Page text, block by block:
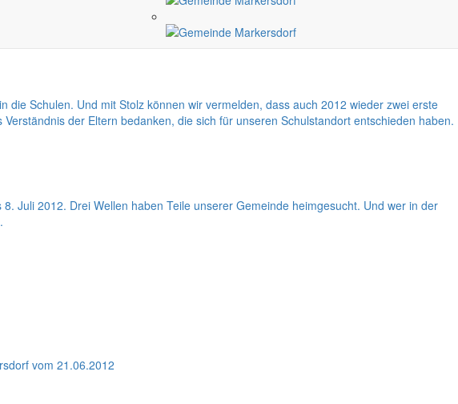
Antwort auf die Frage geben, wann die Schäden aus dem enormen
wirklich, dass die Bewilligungen so viel Zeit in Anspruch nehmen würden.
Schulen. Und mit Stolz können wir vermelden, dass auch 2012 wieder zwei erste
der Eltern bedanken, die sich für unseren Schulstandort entschieden haben.
Juli 2012. Drei Wellen haben Teile unserer Gemeinde heimgesucht. Und wer in der
vom 21.06.2012